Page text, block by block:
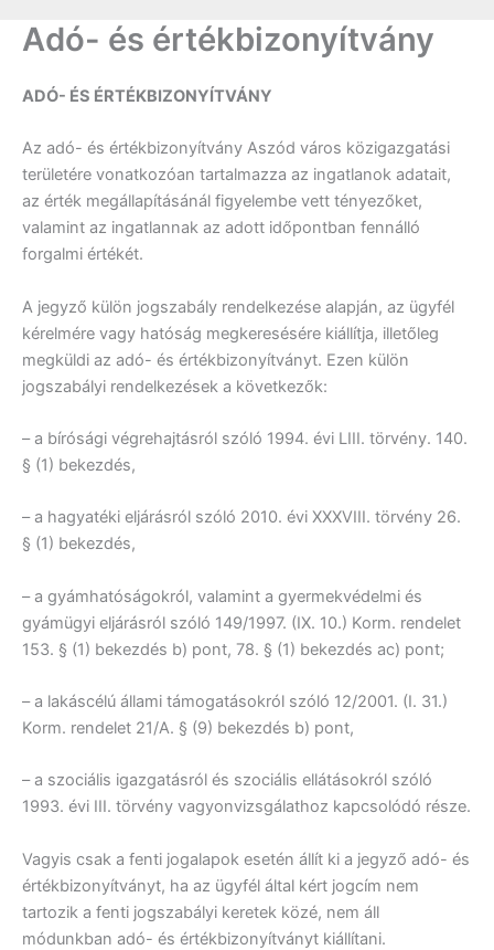
Adó- és értékbizonyítvány
ADÓ- ÉS ÉRTÉKBIZONYÍTVÁNY
Az adó- és értékbizonyítvány Aszód város közigazgatási
területére vonatkozóan tartalmazza az ingatlanok adatait,
az érték megállapításánál figyelembe vett tényezőket,
valamint az ingatlannak az adott időpontban fennálló
forgalmi értékét.
A jegyző külön jogszabály rendelkezése alapján, az ügyfél
kérelmére vagy hatóság megkeresésére kiállítja, illetőleg
megküldi az adó- és értékbizonyítványt. Ezen külön
jogszabályi rendelkezések a következők:
– a bírósági végrehajtásról szóló 1994. évi LIII. törvény. 140.
§ (1) bekezdés,
– a hagyatéki eljárásról szóló 2010. évi XXXVIII. törvény 26.
§ (1) bekezdés,
– a gyámhatóságokról, valamint a gyermekvédelmi és
gyámügyi eljárásról szóló 149/1997. (IX. 10.) Korm. rendelet
153. § (1) bekezdés b) pont, 78. § (1) bekezdés ac) pont;
– a lakáscélú állami támogatásokról szóló 12/2001. (I. 31.)
Korm. rendelet 21/A. § (9) bekezdés b) pont,
– a szociális igazgatásról és szociális ellátásokról szóló
1993. évi III. törvény vagyonvizsgálathoz kapcsolódó része.
Vagyis csak a fenti jogalapok esetén állít ki a jegyző adó- és
értékbizonyítványt, ha az ügyfél által kért jogcím nem
tartozik a fenti jogszabályi keretek közé, nem áll
módunkban adó- és értékbizonyítványt kiállítani.